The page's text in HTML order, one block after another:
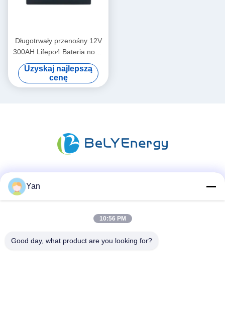
Długotrwały przenośny 12V
300AH Lifepo4 Bateria nowa
klasa A
Uzyskaj najlepszą
cenę
Yan
10:56 PM
Good day, what product are you looking for?